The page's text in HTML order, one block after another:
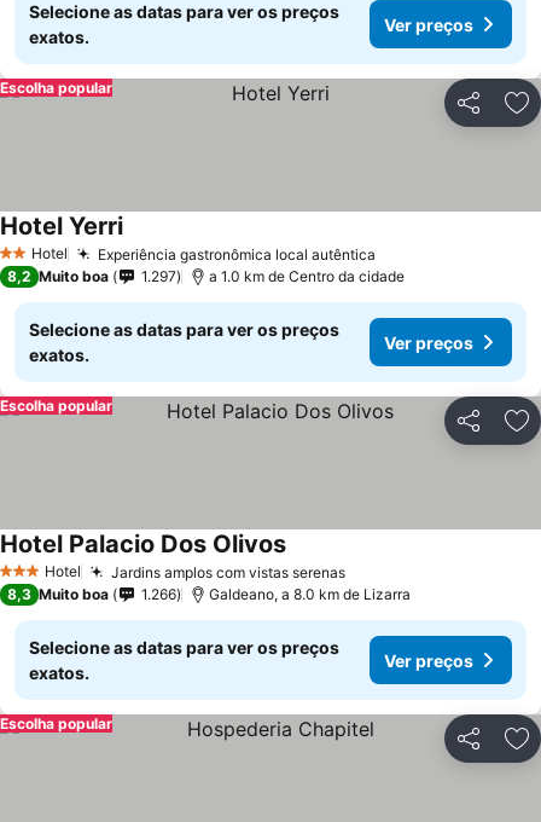
Selecione as datas para ver os preços
exatos.
Ver preços
Partilhar
Escolha popular
2 Estrelas
Hotel Experiência gastronômica local autêntica
Hotel Yerri
8,2 Muito boa 1.297 a 1.0 km de Centro da cidade
Selecione as datas para ver os preços
exatos.
Ver preços
Partilhar
Escolha popular
3 EstrelasHotel Jardins amplos com vistas serenas
Hotel Palacio Dos Olivos
8,3 Muito boa 1.266 Galdeano, a 8.0 km de Lizarra
Selecione as datas para ver os preços
exatos.
Ver preços
Partilhar
Escolha popular